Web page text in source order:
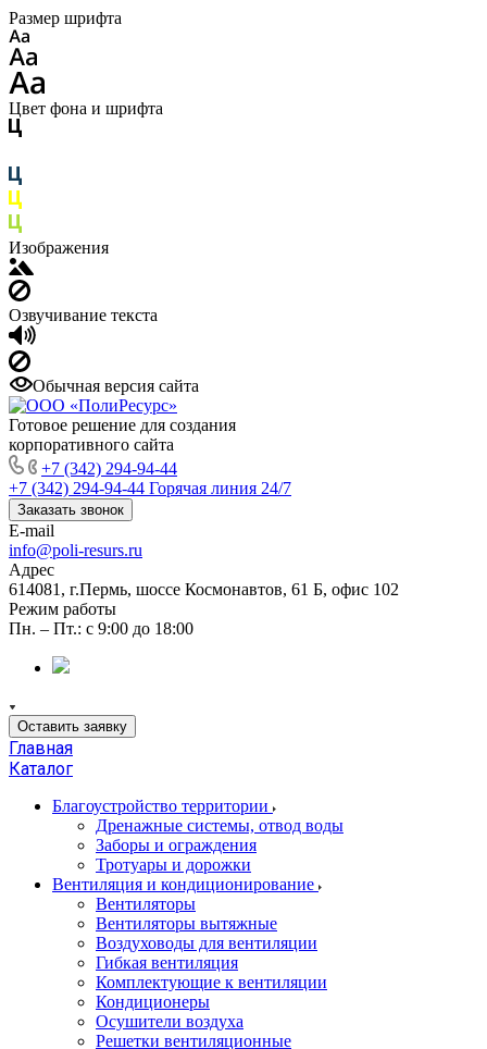
Размер шрифта
Цвет фона и шрифта
Изображения
Озвучивание текста
Обычная версия сайта
Готовое решение для создания
корпоративного сайта
+7 (342) 294-94-44
+7 (342) 294-94-44 Горячая линия 24/7
Заказать звонок
E-mail
info@poli-resurs.ru
Адрес
614081, г.Пермь, шоссе Космонавтов, 61 Б, офис 102
Режим работы
Пн. – Пт.: с 9:00 до 18:00
Оставить заявку
Главная
Каталог
Благоустройство территории
Дренажные системы, отвод воды
Заборы и ограждения
Тротуары и дорожки
Вентиляция и кондиционирование
Вентиляторы
Вентиляторы вытяжные
Воздуховоды для вентиляции
Гибкая вентиляция
Комплектующие к вентиляции
Кондиционеры
Осушители воздуха
Решетки вентиляционные